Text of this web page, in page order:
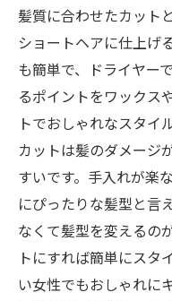
髪質に合わせたカット
ショートヘアに仕上げ
も簡単で、ドライヤー
るポイントをワックス
トでおしゃれなスタイ
カットは髪のダメージ
すいです。手入れが楽
にぴったりな髪型と言
なくて髪型を変えるの
トにすれば簡単にスタ
い女性でもおしゃれに